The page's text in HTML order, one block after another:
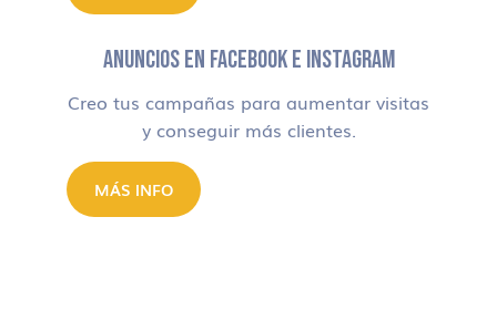
ANUNCIOS EN FACEBOOK E INSTAGRAM
Creo tus campañas para aumentar visitas
y conseguir más clientes.
MÁS INFO